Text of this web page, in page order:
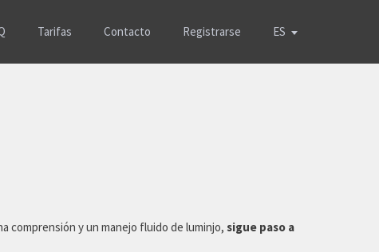
Tarifas Contacto Registrarse ES
comprensión y un manejo fluido de luminjo, sigue paso a